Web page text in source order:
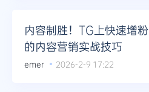
内容制胜！TG上快速增粉
的内容营销实战技巧
emer 2026-2-9 17:22